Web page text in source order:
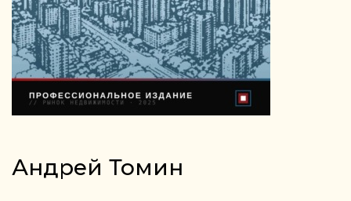
Андрей Томин